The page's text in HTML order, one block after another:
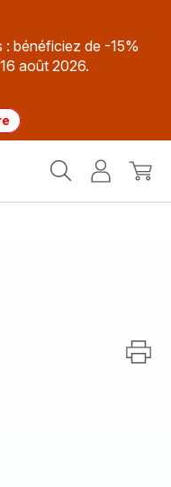
bénéficiez de -15%
août 2026.
MonMon